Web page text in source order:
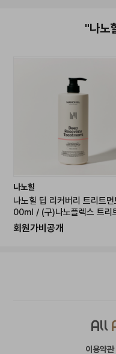
*해당 이벤트 사은품은
*이벤트 사은품은 유
"나노
나노힐
나노힐 딥 리커버리 트리트
00ml / (구)나노플렉스 트리트먼
트 900ml
회원가비공개
All
이용약관